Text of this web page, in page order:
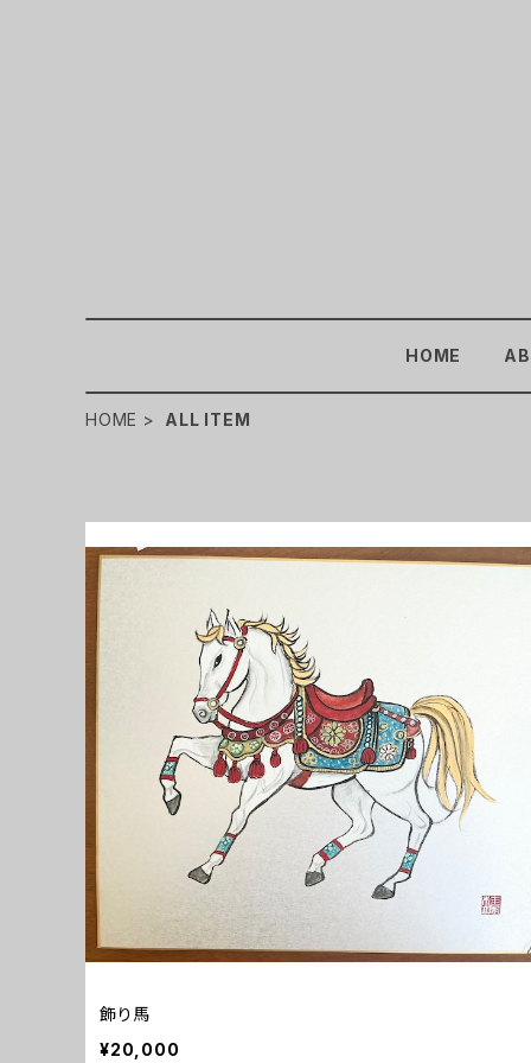
HOME
HOME ALL ITEM
飾り馬
¥20,000